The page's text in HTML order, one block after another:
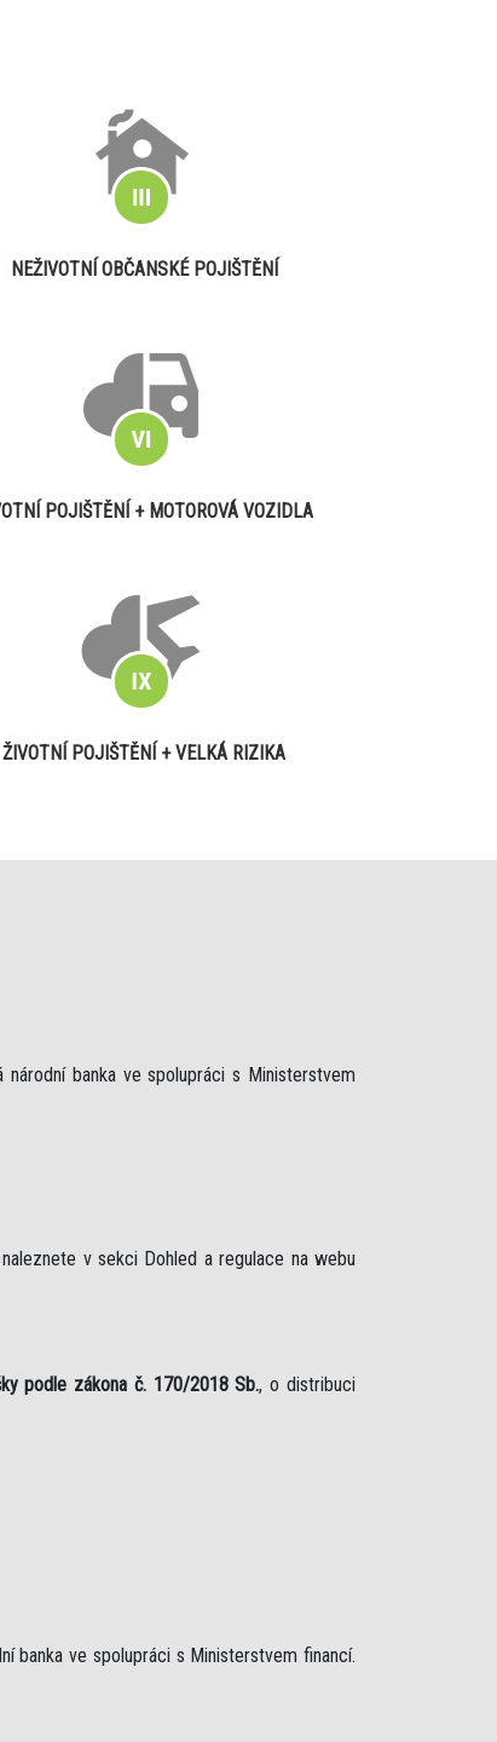
NEŽIVOTNÍ OBČANSKÉ POJIŠTĚNÍ
POJIŠTĚNÍ + MOTOROVÁ VOZIDLA
ŽIVOTNÍ POJIŠTĚNÍ + VELKÁ RIZIKA
banka ve spolupráci s Ministerstvem
v sekci Dohled a regulace na webu
podle zákona č. 170/2018 Sb., o distribuci
banka ve spolupráci s Ministerstvem financí.